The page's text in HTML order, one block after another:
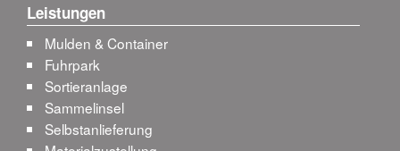
Leistungen
Mulden & Container
Fuhrpark
Sortieranlage
Sammelinsel
Selbstanlieferung